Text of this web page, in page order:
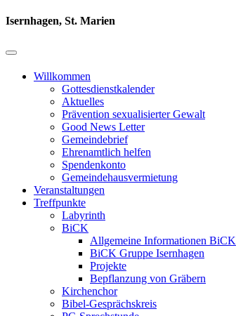
Isernhagen, St. Marien
Willkommen
Gottesdienstkalender
Aktuelles
Prävention sexualisierter Gewalt
Good News Letter
Gemeindebrief
Ehrenamtlich helfen
Spendenkonto
Gemeindehausvermietung
Veranstaltungen
Treffpunkte
Labyrinth
BiCK
Allgemeine Informationen BiCK
BiCK Gruppe Isernhagen
Projekte
Bepflanzung von Gräbern
Kirchenchor
Bibel-Gesprächskreis